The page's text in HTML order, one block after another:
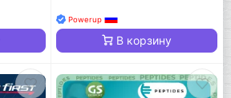
Powerup
В корзину